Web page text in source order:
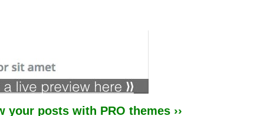
your posts with PRO themes ››